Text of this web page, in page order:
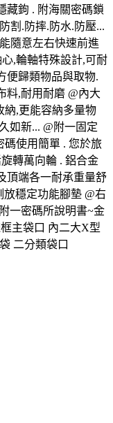
藏鉤 . 附海關密碼鎖
割.防摔.防水.防壓...
隨意左右快速前進
,輪軸特殊設計,可耐
便歸類物品與取物.
料,耐用耐磨 @內大
納,更能容納多量物
如新... @附一固定
碼使用簡單 . 您於旅
轉萬向輪 . 鋁合金
頂端各一耐承重量舒
穩定功能腳墊 @右
一密碼所說明書~金
主袋口 內二大X型
二分類袋口